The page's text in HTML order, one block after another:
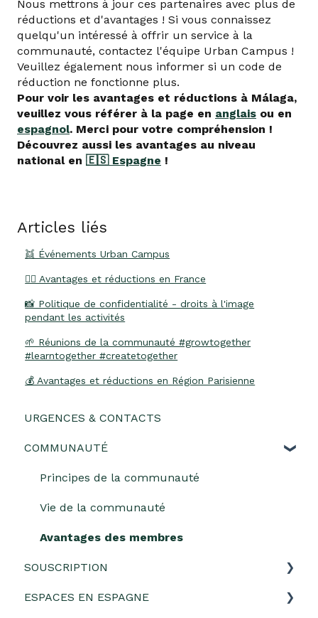
Nous mettrons à jour ces partenaires avec plus de
réductions et d'avantages ! Si vous connaissez
quelqu'un intéressé à offrir un service à la
communauté, contactez l'équipe Urban Campus !
Veuillez également nous informer si un code de
réduction ne fonctionne plus.
Pour voir les avantages et réductions à Málaga,
veuillez vous référer à la page en anglais ou en
espagnol. Merci pour votre compréhension !
Découvrez aussi les avantages au niveau
national en 🇪🇸 Espagne !
Articles liés
👯 Événements Urban Campus
👍🏽 Avantages et réductions en France
📸 Politique de confidentialité - droits à l'image
pendant les activités
🌱 Réunions de la communauté #growtogether
#learntogether #createtogether
💰 Avantages et réductions en Région Parisienne
URGENCES & CONTACTS
COMMUNAUTÉ
Principes de la communauté
Vie de la communauté
Avantages des membres
SOUSCRIPTION
Gestion de souscription
ESPACES EN ESPAGNE